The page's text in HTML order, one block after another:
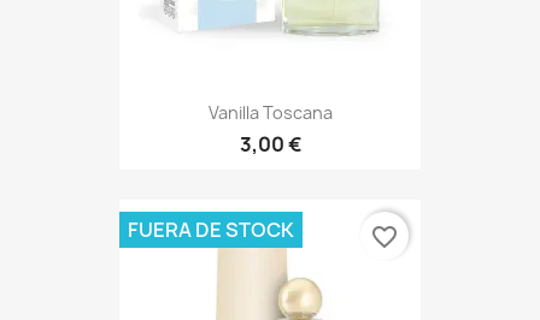
Vanilla Toscana
3,00 €
FUERA DE STOCK favorite_border